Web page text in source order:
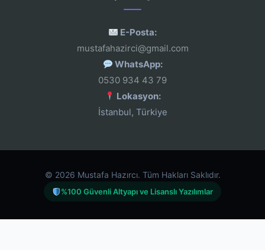
E-Posta:
mustafahazirci@gmail.com
WhatsApp:
0530 934 43 79
Lokasyon:
İstanbul, Türkiye
© 2026 Mustafa Hazırcı. Tüm Hakları Saklıdır.
%100 Güvenli Altyapı ve Lisanslı Yazılımlar